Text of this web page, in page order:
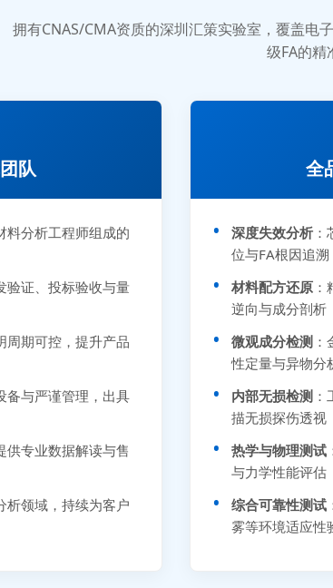
拥有CNAS/CMA资质的深圳汇策实验室，覆盖电
级FA的精
队
料分析工程师组成的
验证、投标验收与量
周期可控，提升产品
备与严谨管理，出具
供专业数据解读与售
析领域，持续为客户
全
深度失效分析：
位与FA根因追溯
材料配方还原：
逆向与成分剖析
微观成分检测
性定量与异物分
内部无损检测
描无损探伤透视
热学与物理测试
与力学性能评估
综合可靠性测试
雾等环境适应性
张先生
李女士